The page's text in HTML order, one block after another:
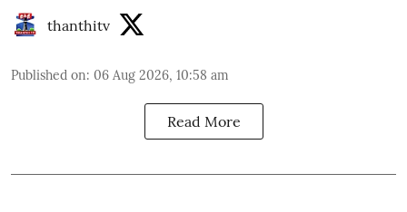
thanthitv
Published on: 06 Aug 2026, 10:58 am
Read More